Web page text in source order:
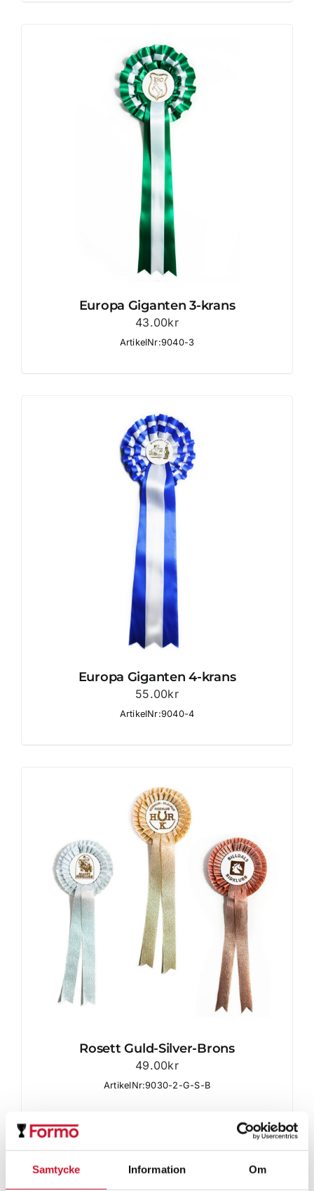
Samtycke Information Om
Europa Giganten 3-krans
43.00kr
ArtikelNr:9040-3
Europa Giganten 4-krans
55.00kr
ArtikelNr:9040-4
Rosett Guld-Silver-Brons
49.00kr
ArtikelNr:9030-2-G-S-B